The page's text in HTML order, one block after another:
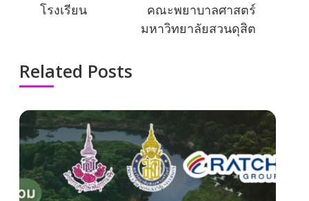
โรงเรียน
คณะพยาบาลศาสตร์
มหาวิทยาลัยสวนดุสิต
Related Posts